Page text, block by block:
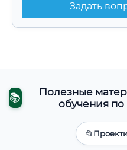
Задать
📚
Полезные
обучения
📂